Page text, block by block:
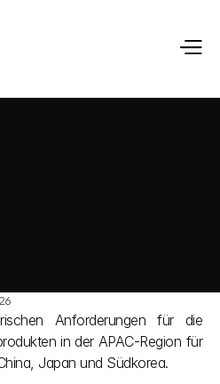
Anforderungen für die
in der APAC-Region für
Japan und Südkorea.